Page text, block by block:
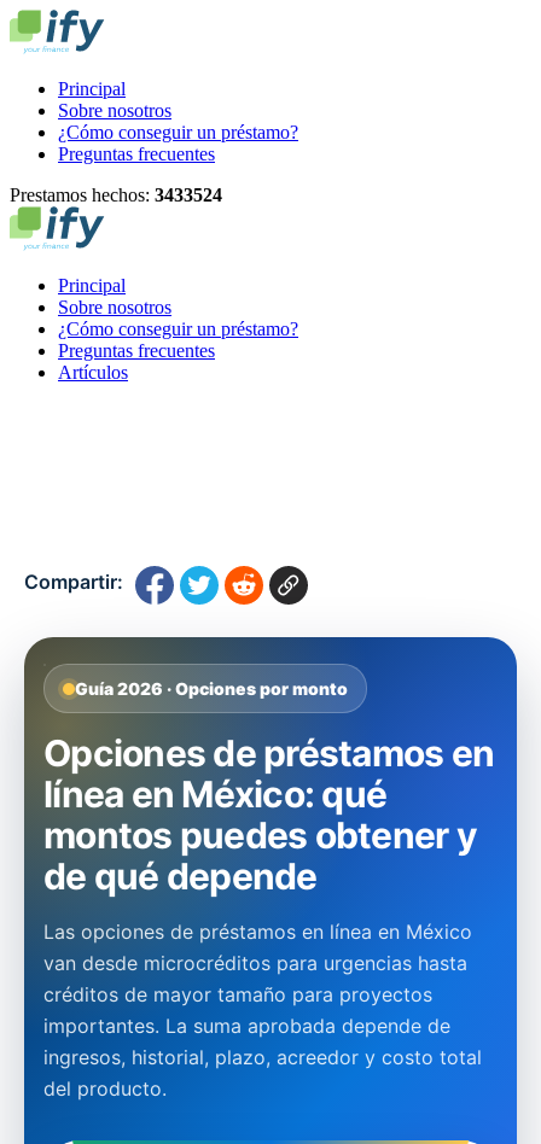
Principal
Sobre nosotros
¿Cómo conseguir un préstamo?
Preguntas frecuentes
Prestamos hechos: 3433524
Principal
Sobre nosotros
¿Cómo conseguir un préstamo?
Preguntas frecuentes
Artículos
Compartir:
Guía 2026 · Opciones por monto
Opciones de préstamos en
línea en México: qué
montos puedes obtener y
de qué depende
Las opciones de préstamos en línea en México
van desde microcréditos para urgencias hasta
créditos de mayor tamaño para proyectos
importantes. La suma aprobada depende de
ingresos, historial, plazo, acreedor y costo total
del producto.